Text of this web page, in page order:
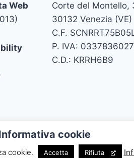
Web
Corte del Montello,
30132 Venezia (VE)
C.F.
P. IVA:
C.D.: KRRH6B9
riutilizzabili citando la fonte.
cookie
cookie. Accetta Rifiuta